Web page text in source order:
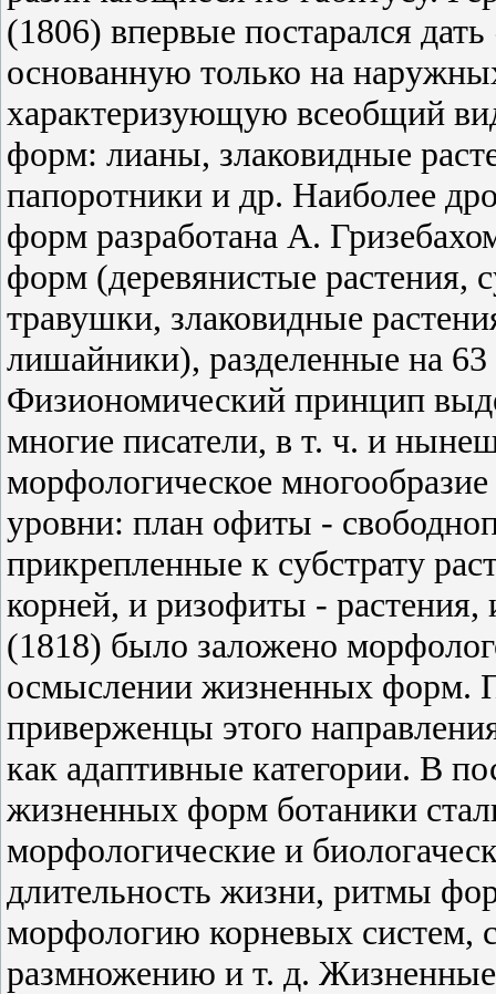
(1806) впервые постарался
основанную только на
характеризующую всеобщий
форм: лианы, злаковидные
папоротники и др. Наиболее
форм разработана А.
форм (деревянистые
травушки, злаковидные
лишайники), разделенные на
Физиономический принцип
многие писатели, в т. ч. и
морфологическое
уровни: план офиты -
прикрепленные к субстрату
корней, и ризофиты -
(1818) было заложено
осмыслении жизненных форм.
приверженцы этого
как адаптивные категории. В
жизненных форм ботаники
морфологические и
длительность жизни, ритмы
морфологию корневых систем,
размножению и т. д.